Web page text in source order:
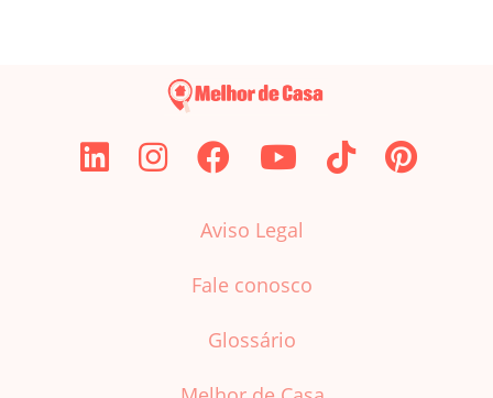
Aviso Legal
Fale conosco
Glossário